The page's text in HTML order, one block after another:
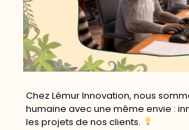
Chez Lémur Innovation, nous
humaine avec une même envie :
les projets de nos clients.